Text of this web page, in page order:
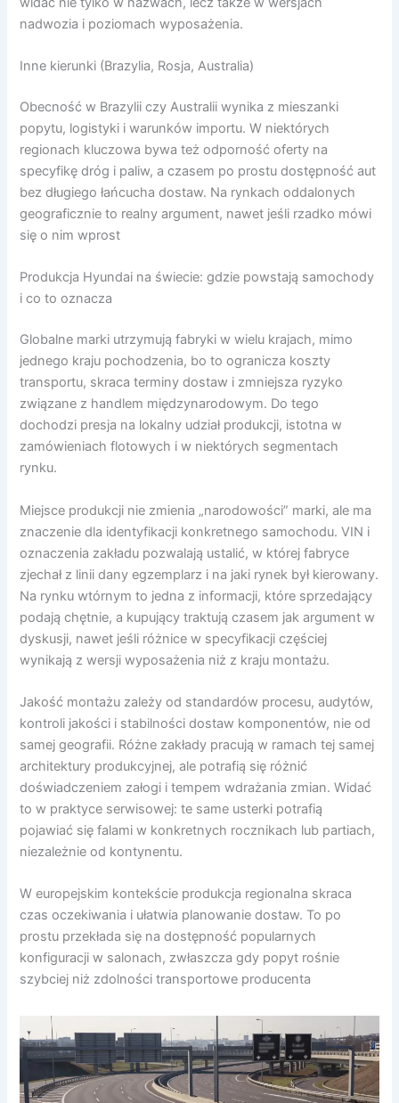
nadwozia i poziomach wyposażenia.
Inne kierunki (Brazylia, Rosja, Australia)
Obecność w Brazylii czy Australii wynika z mieszanki
popytu, logistyki i warunków importu. W niektórych
regionach kluczowa bywa też odporność oferty na
specyfikę dróg i paliw, a czasem po prostu dostępność aut
bez długiego łańcucha dostaw. Na rynkach oddalonych
geograficznie to realny argument, nawet jeśli rzadko mówi
się o nim wprost
Produkcja Hyundai na świecie: gdzie powstają samochody
i co to oznacza
Globalne marki utrzymują fabryki w wielu krajach, mimo
jednego kraju pochodzenia, bo to ogranicza koszty
transportu, skraca terminy dostaw i zmniejsza ryzyko
związane z handlem międzynarodowym. Do tego
dochodzi presja na lokalny udział produkcji, istotna w
zamówieniach flotowych i w niektórych segmentach
rynku.
Miejsce produkcji nie zmienia „narodowości” marki, ale ma
znaczenie dla identyfikacji konkretnego samochodu. VIN i
oznaczenia zakładu pozwalają ustalić, w której fabryce
zjechał z linii dany egzemplarz i na jaki rynek był kierowany.
Na rynku wtórnym to jedna z informacji, które sprzedający
podają chętnie, a kupujący traktują czasem jak argument w
dyskusji, nawet jeśli różnice w specyfikacji częściej
wynikają z wersji wyposażenia niż z kraju montażu.
Jakość montażu zależy od standardów procesu, audytów,
kontroli jakości i stabilności dostaw komponentów, nie od
samej geografii. Różne zakłady pracują w ramach tej samej
architektury produkcyjnej, ale potrafią się różnić
doświadczeniem załogi i tempem wdrażania zmian. Widać
to w praktyce serwisowej: te same usterki potrafią
pojawiać się falami w konkretnych rocznikach lub partiach,
niezależnie od kontynentu.
W europejskim kontekście produkcja regionalna skraca
czas oczekiwania i ułatwia planowanie dostaw. To po
prostu przekłada się na dostępność popularnych
konfiguracji w salonach, zwłaszcza gdy popyt rośnie
szybciej niż zdolności transportowe producenta